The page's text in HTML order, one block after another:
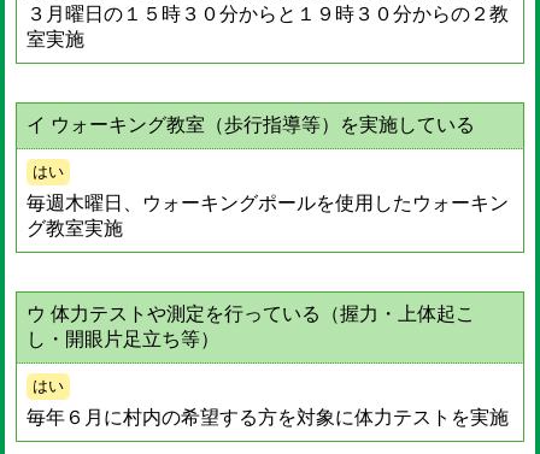
３月曜日の１５時３０分からと１９時３０分からの２教
室実施
イ ウォーキング教室（歩行指導等）を実施している
はい
毎週木曜日、ウォーキングポールを使用したウォーキン
グ教室実施
ウ 体力テストや測定を行っている（握力・上体起こ
し・開眼片足立ち等）
はい
毎年６月に村内の希望する方を対象に体力テストを実施